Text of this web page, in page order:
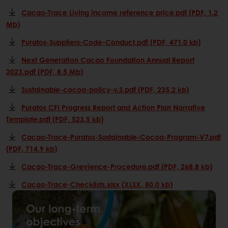
Cacao-Trace Living income reference price.pdf (PDF, 1.2
Mb)
Puratos-Suppliers-Code-Conduct.pdf (PDF, 471.0 kb)
Next Generation Cacao Foundation Annual Report
2023.pdf (PDF, 8.5 Mb)
Sustainable-cocoa-policy-v.3.pdf (PDF, 235.2 kb)
Puratos CFI Progress Report and Action Plan Narrative
Template.pdf (PDF, 523.5 kb)
Cacao-Trace-Puratos-Sustainable-Cocoa-Program-V7.pdf
(PDF, 714.9 kb)
Cacao-Trace-Grevience-Procedure.pdf (PDF, 268.8 kb)
Cacao-Trace-Checklists.xlsx (XLSX, 80.0 kb)